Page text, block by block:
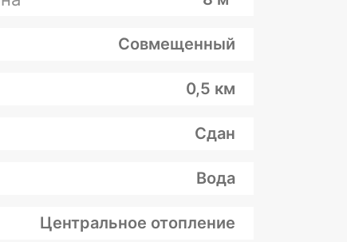
Совмещенный
0,5 км
Сдан
Вода
Центральное отопление